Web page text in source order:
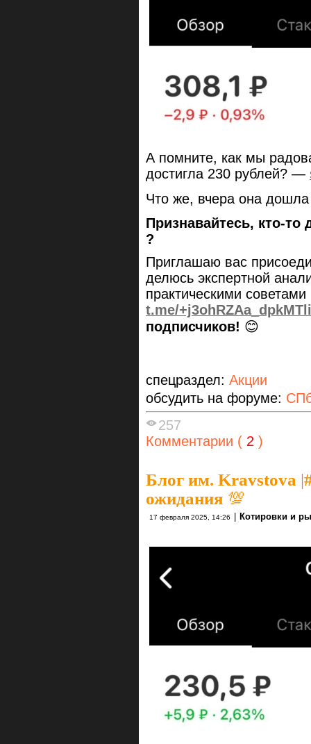
А помните, как мы
достигла 230 рублей? —
Что же, вчера она
Признавайтесь, кто-
?
Приглашаю вас
делюсь экспертной
практическими
t.me/+j3ohRZAa_dpkMTli
подписчиков! 😊
спецраздел: Акции
обсудить на форуме:
257
Комментарии ( 2 )
Блог им. Kravstova |
ожидания 💯
17 февраля 2025, 14:26 Котировки и